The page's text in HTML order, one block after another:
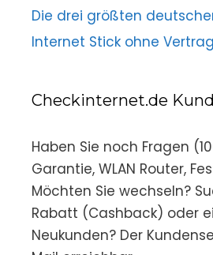
Die drei größten
Internet Stick ohne Vertrag
Checkinternet.de
Haben Sie noch Fragen
Garantie, WLAN Router,
Möchten Sie wechseln?
Rabatt (Cashback) oder
Neukunden? Der